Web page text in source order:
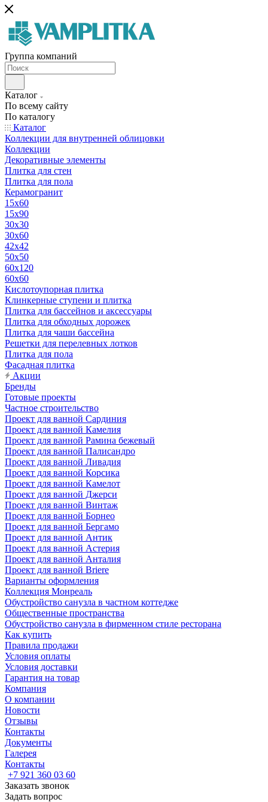
Группа компаний
Каталог
По всему сайту
По каталогу
Каталог
Коллекции для внутренней облицовки
Коллекции
Декоративные элементы
Плитка для стен
Плитка для пола
Керамогранит
15х60
15x90
30х30
30х60
42х42
50х50
60х120
60х60
Кислотоупорная плитка
Клинкерные ступени и плитка
Плитка для бассейнов и аксессуары
Плитка для обходных дорожек
Плитка для чаши бассейна
Решетки для перелевных лотков
Плитка для пола
Фасадная плитка
Акции
Бренды
Готовые проекты
Частное строительство
Проект для ванной Сардиния
Проект для ванной Камелия
Проект для ванной Рамина бежевый
Проект для ванной Палисандро
Проект для ванной Ливадия
Проект для ванной Корсика
Проект для ванной Камелот
Проект для ванной Джерси
Проект для ванной Винтаж
Проект для ванной Борнео
Проект для ванной Бергамо
Проект для ванной Антик
Проект для ванной Астерия
Проект для ванной Анталия
Проект для ванной Briere
Варианты оформления
Коллекция Монреаль
Обустройство санузла в частном коттедже
Общественные пространства
Обустройство санузла в фирменном стиле ресторана
Как купить
Правила продажи
Условия оплаты
Условия доставки
Гарантия на товар
Компания
О компании
Новости
Отзывы
Контакты
Документы
Галерея
Контакты
+7 921 360 03 60
Заказать звонок
Задать вопрос